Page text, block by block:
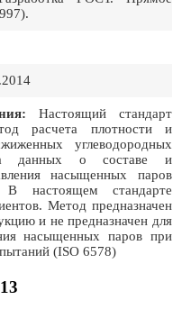
Настоящий стандарт
расчета плотности и
углеводородных
данных о составе и
насыщенных паров
настоящем стандарте
Метод предназначен
и не предназначен для
насыщенных паров при
(ISO 6578)